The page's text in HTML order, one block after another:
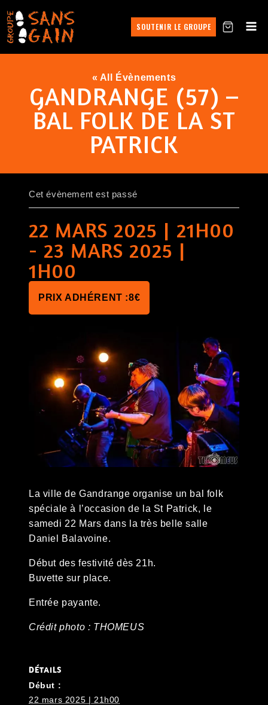
SOUTENIR LE GROUPE
« All Évènements
GANDRANGE (57) –
BAL FOLK DE LA ST
PATRICK
Cet évènement est passé
22 MARS 2025 | 21H00
- 23 MARS 2025 |
1H00
8€
La ville de Gandrange organise un bal folk
spéciale à l’occasion de la St Patrick, le
samedi 22 Mars dans la très belle salle
Daniel Balavoine.
Début des festivité dès 21h.
Buvette sur place.
Entrée payante.
Crédit photo : THOMEUS
DÉTAILS
Début :
22 mars 2025 | 21h00